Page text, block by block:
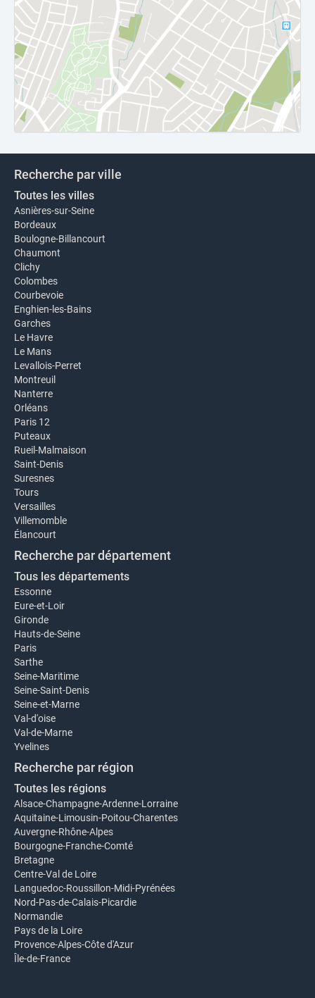
Recherche par ville
Toutes les villes
Asnières-sur-Seine
Bordeaux
Boulogne-Billancourt
Chaumont
Clichy
Colombes
Courbevoie
Enghien-les-Bains
Garches
Le Havre
Le Mans
Levallois-Perret
Montreuil
Nanterre
Orléans
Paris 12
Puteaux
Rueil-Malmaison
Saint-Denis
Suresnes
Tours
Versailles
Villemomble
Élancourt
Recherche par département
Tous les départements
Essonne
Eure-et-Loir
Gironde
Hauts-de-Seine
Paris
Sarthe
Seine-Maritime
Seine-Saint-Denis
Seine-et-Marne
Val-d'oise
Val-de-Marne
Yvelines
Recherche par région
Toutes les régions
Alsace-Champagne-Ardenne-Lorraine
Aquitaine-Limousin-Poitou-Charentes
Auvergne-Rhône-Alpes
Bourgogne-Franche-Comté
Bretagne
Centre-Val de Loire
Languedoc-Roussillon-Midi-Pyrénées
Nord-Pas-de-Calais-Picardie
Normandie
Pays de la Loire
Provence-Alpes-Côte d'Azur
Île-de-France